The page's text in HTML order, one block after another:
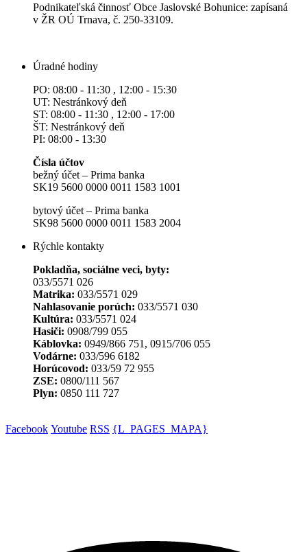
Podnikateľská činnosť Obce Jaslovské Bohunice: zapísaná
v ŽR OÚ Trnava, č. 250-33109.
Úradné hodiny
PO: 08:00 - 11:30 , 12:00 - 15:30
UT: Nestránkový deň
ST: 08:00 - 11:30 , 12:00 - 17:00
ŠT: Nestránkový deň
PI: 08:00 - 13:30
Čísla účtov
bežný účet – Prima banka
SK19 5600 0000 0011 1583 1001
bytový účet – Prima banka
SK98 5600 0000 0011 1583 2004
Rýchle kontakty
Pokladňa, sociálne veci, byty:
033/5571 026
Matrika: 033/5571 029
Nahlasovanie porúch: 033/5571 030
Kultúra: 033/5571 024
Hasiči: 0908/799 055
Káblovka: 0949/866 751, 0915/706 055
Vodárne: 033/596 6182
Horúcovod: 033/59 72 955
ZSE: 0800/111 567
Plyn: 0850 111 727
Facebook Youtube RSS {L_PAGES_MAPA}